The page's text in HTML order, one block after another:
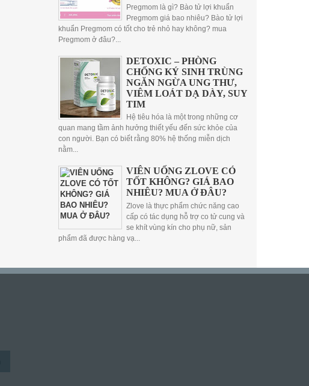
Pregmom là gì? Bào tử lợi khuẩn
Pregmom giá bao nhiêu? Bào tử lợi
khuẩn Pregmom có tốt cho trẻ nhỏ hay không? mua
Pregmom ở đâu?...
DETOXIC – PHÒNG
CHỐNG KÝ SINH TRÙNG
NGĂN NGỪA UNG THƯ,
VIÊM LOÁT DẠ DÀY, SUY
TIM
Hệ tiêu hóa là một trong những cơ
quan mang tầm ảnh hưởng thiết yếu đến sức khỏe của
con người. Bạn có biết rằng 80% hệ thống miễn dịch
nằm...
VIÊN UỐNG ZLOVE CÓ
TỐT KHÔNG? GIÁ BAO
NHIÊU? MUA Ở ĐÂU?
Zlove là thực phẩm chức năng cao
cấp có tác dụng hỗ trợ co tử cung và
se khít vùng kín cho phụ nữ, sản
phẩm đã được hàng vạ...